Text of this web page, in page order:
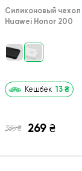
Силиконовый чехол
Huawei Honor 200
Кешбек 13 ₴
385 ₴ 269 ₴